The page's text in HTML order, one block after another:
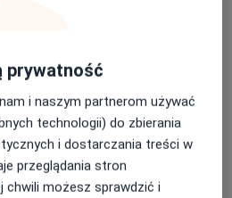
we Wrocławiu, Wydział
Rehabilitacji
niemowląt wg Vojty” –
Ustawicznego
stóp
Umów wizytę
Umów wizytę
prywatność
i naszym partnerom używać
technologii) do zbierania
i dostarczania treści w
przeglądania stron
chwili możesz sprawdzić i